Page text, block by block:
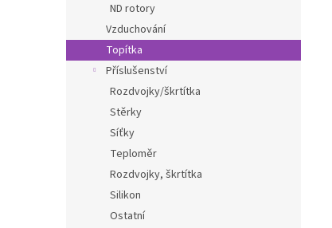
ND rotory
Vzduchování
Topítka
Příslušenství
Rozdvojky/škrtítka
Stěrky
Síťky
Teploměr
Rozdvojky, škrtítka
Silikon
Ostatní